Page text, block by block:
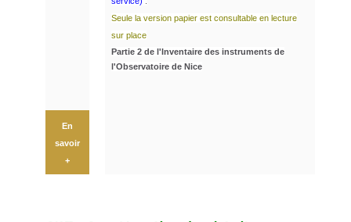
Seule la version papier est consultable en lecture
sur place
Partie 2 de l'Inventaire des instruments de
l'Observatoire de Nice
En
savoir
+